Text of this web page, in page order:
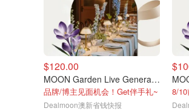
$120.00
MOON Garden Live General门票
品牌/博主见面机会！Get伴手礼~
Dealmoon澳新省钱快报
8/10